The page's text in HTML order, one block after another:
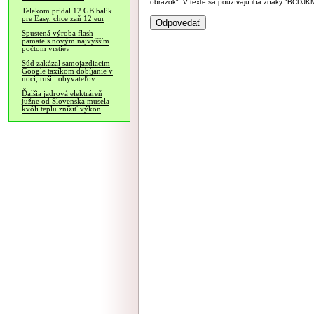
Telekom pridal 12 GB balík
pre Easy, chce zaň 12 eur
Spustená výroba flash
pamäte s novým najvyšším
počtom vrstiev
Súd zakázal samojazdiacim
Google taxíkom dobíjanie v
noci, rušili obyvateľov
Ďalšia jadrová elektráreň
južne od Slovenska musela
kvôli teplu znížiť výkon
obrázok". V texte sa používajú iba znaky